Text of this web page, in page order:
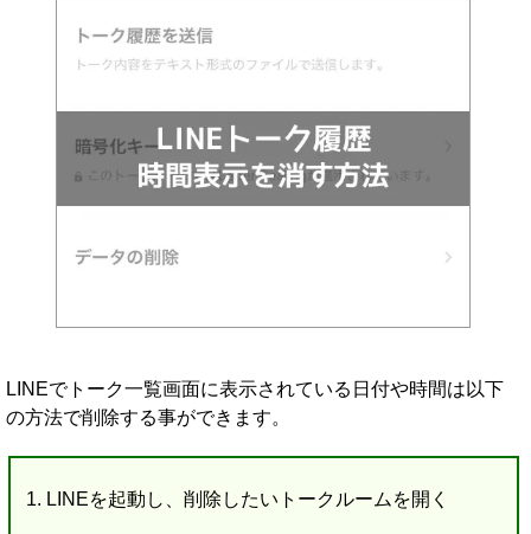
LINEでトーク一覧画面に表示されている日付や時間は以下
の方法で削除する事ができます。
LINEを起動し、削除したいトークルームを開く